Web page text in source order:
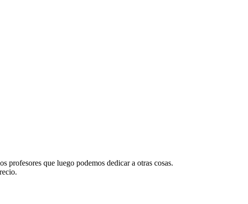
profesores que luego podemos dedicar a otras cosas.